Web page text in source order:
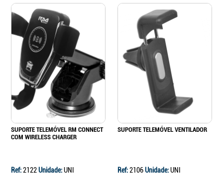
SUPORTE TELEMÓVEL RM CONNECT
COM WIRELESS CHARGER
Ref:2122Unidade:UNI
SUPORTE TELEMÓVEL VENTILADOR
Ref:2106Unidade:UNI